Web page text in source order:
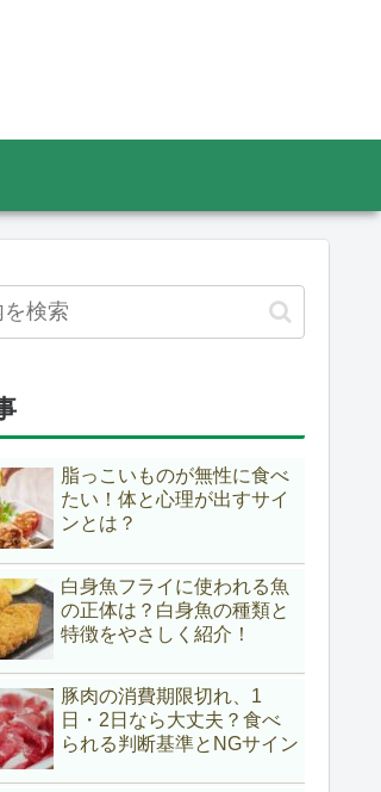
脂っこいものが無性に食べ
たい！体と心理が出すサイ
ンとは？
白身魚フライに使われる魚
の正体は？白身魚の種類と
特徴をやさしく紹介！
豚肉の消費期限切れ、1
日・2日なら大丈夫？食べ
られる判断基準とNGサイン